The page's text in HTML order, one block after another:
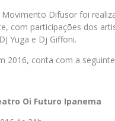
Difusor foi
com participações dos
Yuga e Dj Giffoni.
2016, conta com a
Oi Futuro Ipanema